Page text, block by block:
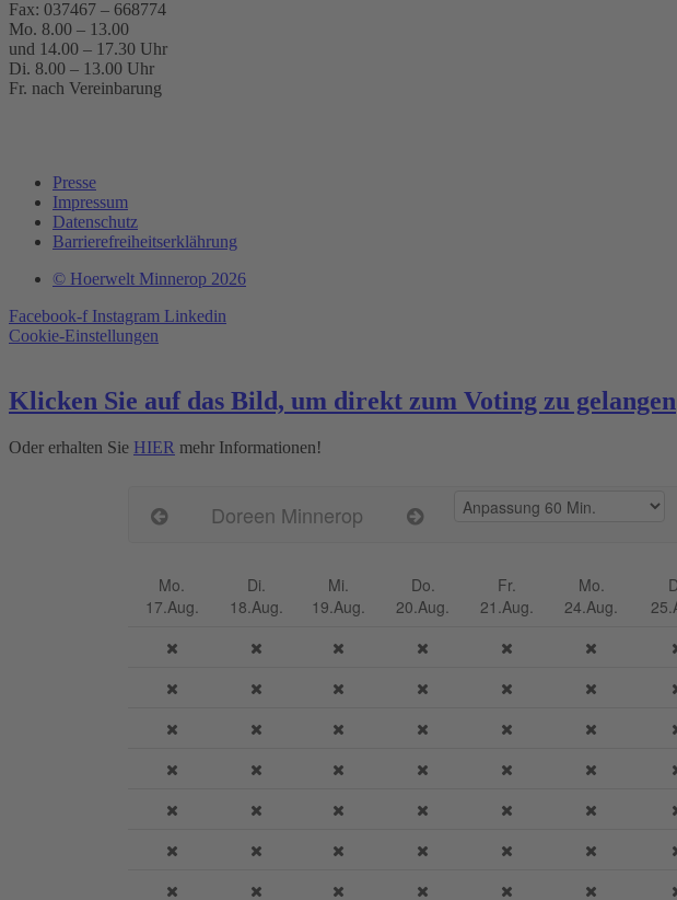
Fax: 037467 – 668774
Mo. 8.00 – 13.00
und 14.00 – 17.30 Uhr
Di. 8.00 – 13.00 Uhr
Fr. nach Vereinbarung
Presse
Impressum
Datenschutz
Barrierefreiheitserklährung
© Hoerwelt Minnerop 2026
Facebook-f Instagram Linkedin
Cookie-Einstellungen
Klicken Sie auf das Bild, um direkt zum Voting zu gelangen
Oder erhalten Sie HIER mehr Informationen!